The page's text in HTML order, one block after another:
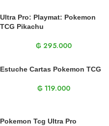
Ultra Pro: Playmat: Pokemon
TCG Pikachu
₲ 295.000
Estuche Cartas Pokemon TCG
₲ 119.000
Pokemon Tcg Ultra Pro